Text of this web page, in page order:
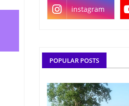
instagram
POPULAR POSTS